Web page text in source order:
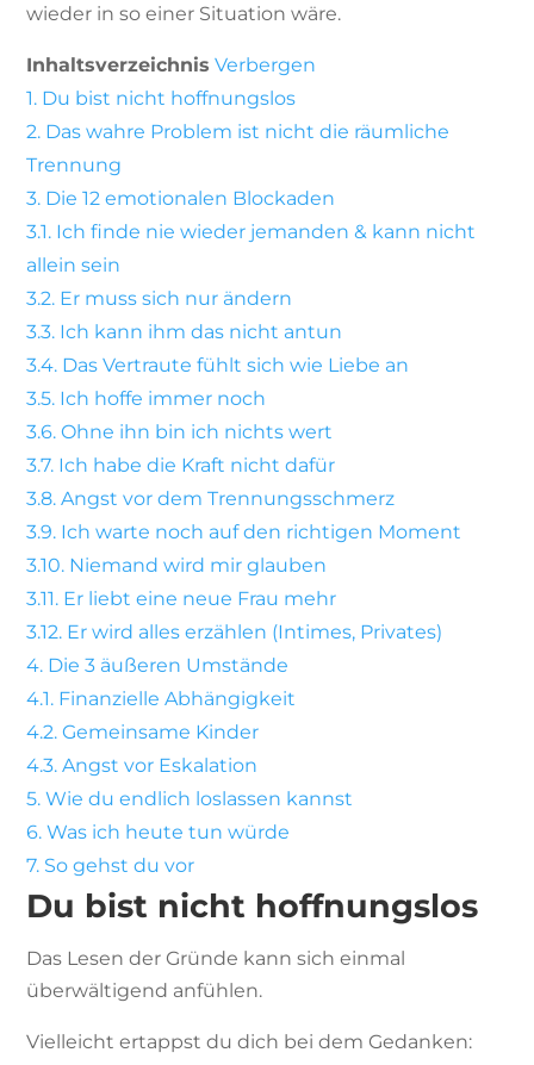
wieder in so einer Situation wäre.
Inhaltsverzeichnis Verbergen
1. Du bist nicht hoffnungslos
2. Das wahre Problem ist nicht die räumliche
Trennung
3. Die 12 emotionalen Blockaden
3.1. Ich finde nie wieder jemanden & kann nicht
allein sein
3.2. Er muss sich nur ändern
3.3. Ich kann ihm das nicht antun
3.4. Das Vertraute fühlt sich wie Liebe an
3.5. Ich hoffe immer noch
3.6. Ohne ihn bin ich nichts wert
3.7. Ich habe die Kraft nicht dafür
3.8. Angst vor dem Trennungsschmerz
3.9. Ich warte noch auf den richtigen Moment
3.10. Niemand wird mir glauben
3.11. Er liebt eine neue Frau mehr
3.12. Er wird alles erzählen (Intimes, Privates)
4. Die 3 äußeren Umstände
4.1. Finanzielle Abhängigkeit
4.2. Gemeinsame Kinder
4.3. Angst vor Eskalation
5. Wie du endlich loslassen kannst
6. Was ich heute tun würde
7. So gehst du vor
Du bist nicht hoffnungslos
Das Lesen der Gründe kann sich einmal
überwältigend anfühlen.
Vielleicht ertappst du dich bei dem Gedanken: